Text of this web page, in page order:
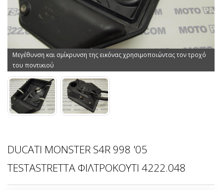
Μεγέθυνση και σμίκρυνση της εικόνας χρησιμοποιώντας τον τροχό
του ποντικιού
DUCATI MONSTER S4R 998 '05
TESTASTRETTA ΦΙΛΤΡΟΚΟΥΤΙ 4222.048